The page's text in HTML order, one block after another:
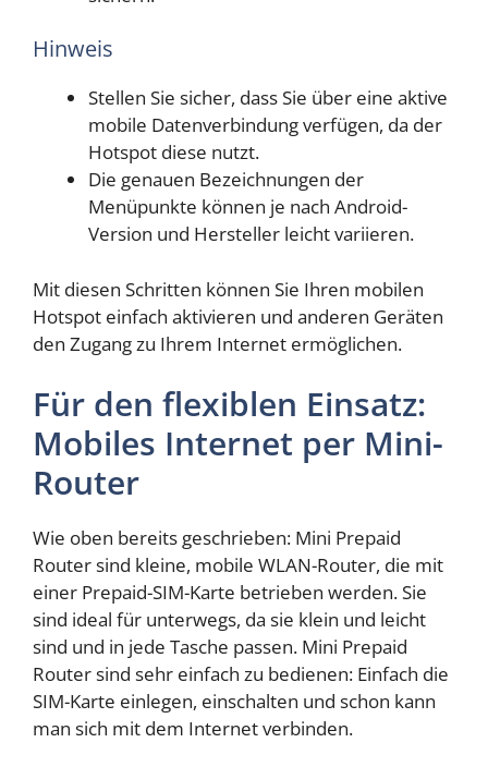
Hinweis
Stellen Sie sicher, dass Sie über eine aktive
mobile Datenverbindung verfügen, da der
Hotspot diese nutzt.
Die genauen Bezeichnungen der
Menüpunkte können je nach Android-
Version und Hersteller leicht variieren.
Mit diesen Schritten können Sie Ihren mobilen
Hotspot einfach aktivieren und anderen Geräten
den Zugang zu Ihrem Internet ermöglichen.
Für den flexiblen Einsatz:
Mobiles Internet per Mini-
Router
Wie oben bereits geschrieben: Mini Prepaid
Router sind kleine, mobile WLAN-Router, die mit
einer Prepaid-SIM-Karte betrieben werden. Sie
sind ideal für unterwegs, da sie klein und leicht
sind und in jede Tasche passen. Mini Prepaid
Router sind sehr einfach zu bedienen: Einfach die
SIM-Karte einlegen, einschalten und schon kann
man sich mit dem Internet verbinden.